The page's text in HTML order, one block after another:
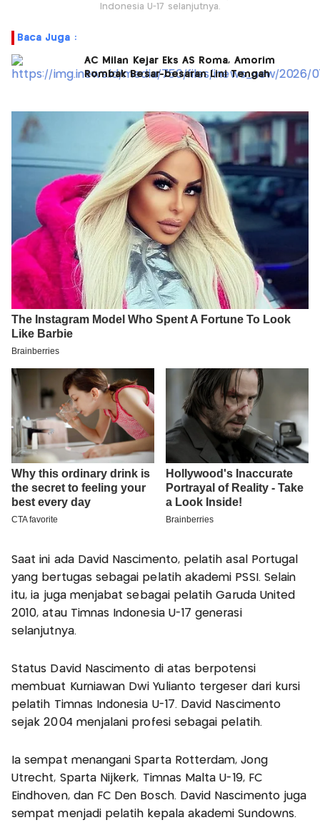
Indonesia U-17 selanjutnya.
Baca Juga :
AC Milan Kejar Eks AS Roma, Amorim
Rombak Besar-besaran Lini Tengah
Saat ini ada David Nascimento, pelatih asal Portugal
yang bertugas sebagai pelatih akademi PSSI. Selain
itu, ia juga menjabat sebagai pelatih Garuda United
2010, atau Timnas Indonesia U-17 generasi
selanjutnya.
Status David Nascimento di atas berpotensi
membuat Kurniawan Dwi Yulianto tergeser dari kursi
pelatih Timnas Indonesia U-17. David Nascimento
sejak 2004 menjalani profesi sebagai pelatih.
Ia sempat menangani Sparta Rotterdam, Jong
Utrecht, Sparta Nijkerk, Timnas Malta U-19, FC
Eindhoven, dan FC Den Bosch. David Nascimento juga
sempat menjadi pelatih kepala akademi Sundowns.